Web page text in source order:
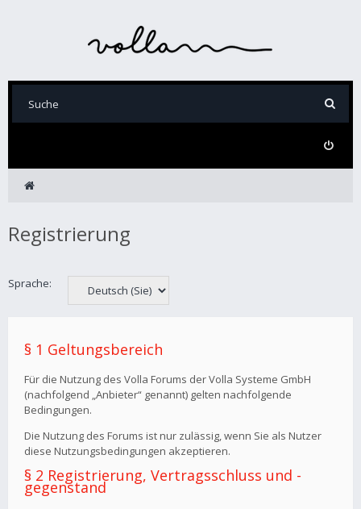
Registrierung
Sprache:
§ 1 Geltungsbereich
Für die Nutzung des Volla Forums der Volla Systeme GmbH
(nachfolgend „Anbieter“ genannt) gelten nachfolgende
Bedingungen.
Die Nutzung des Forums ist nur zulässig, wenn Sie als Nutzer
diese Nutzungsbedingungen akzeptieren.
§ 2 Registrierung, Vertragsschluss und -
gegenstand